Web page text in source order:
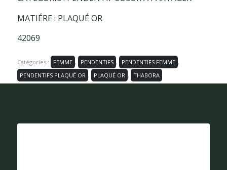
MATIÉRE : PLAQUÉ OR
42069
Catégories : FEMME , PENDENTIFS , PENDENTIFS FEMME ,
PENDENTIFS PLAQUÉ OR , PLAQUÉ OR , THABORA